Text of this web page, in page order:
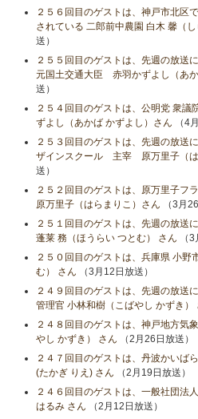
２５６回目のゲストは、神戸市北区
されている 二郎前中農園 白木 馨（
送）
２５５回目のゲストは、先週の放送
元国土交通大臣 赤羽かずよし（あ
送）
２５４回目のゲストは、公明党 衆議
ずよし（あかば かずよし）さん （4
２５３回目のゲストは、先週の放送
ザインスクール 主宰 原万里子（は
送）
２５２回目のゲストは、原万里子
原万里子（はらまりこ）さん （3月
２５１回目のゲストは、先週の放送
蓬莱 務（ほうらい つとむ） さん （3
２５０回目のゲストは、兵庫県 小野
む） さん （3月12日放送）
２４９回目のゲストは、先週の放送
管理官 小林和樹（こばやし かずき）
２４８回目のゲストは、神戸地方気
やし かずき） さん （2月26日放送）
２４７回目のゲストは、丹波かいば
(たかぎ りえ) さん （2月19日放送）
２４６回目のゲストは、一般社団法
はるみ さん （2月12日放送）